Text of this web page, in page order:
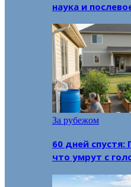
наука и
За рубежом
60 дней
что умрут с